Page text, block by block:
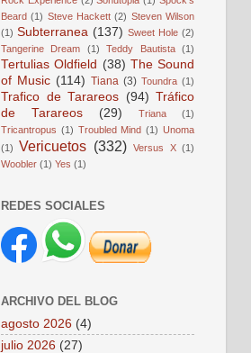
Beard (1) Steve Hackett (2) Steven Wilson
(1) Subterranea (137) Sweet Hole (2)
Tangerine Dream
(1) Teddy Bautista (1)
Tertulias Oldfield (38) The Sound
of Music (114) Tiana (3) Toundra (1)
Trafico de Tarareos (94) Tráfico
de Tarareos
(29) Triana
(1)
Tricantropus (1) Troubled Mind (1) Unoma
(1)
Vericuetos (332) Versus X (1)
Woobler (1) Yes (1)
REDES SOCIALES
ARCHIVO DEL BLOG
agosto 2026 (4)
julio 2026 (27)